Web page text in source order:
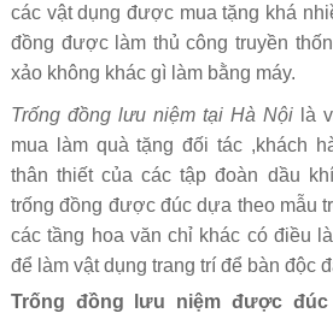
các vật dụng được mua tặng khá
đồng được làm thủ công truyền
xảo không khác gì làm bằng máy.
Trống đồng lưu niệm tại Hà Nộilà
mua làm quà tặng đối tác ,khách
thân thiết của các tập đoàn dầu
trống đồng được đúc dựa theo mẫu
các tầng hoa văn chỉ khác có điều
để làm vật dụng trang trí để bàn độc
Trống đồng lưu niệm được